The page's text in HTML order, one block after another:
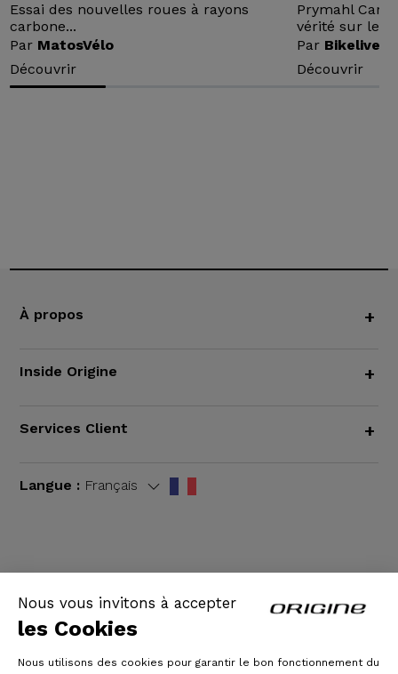
Nous vous invitons à accepter
les Cookies
Nous utilisons des cookies pour garantir le bon fonctionnement du
Essai des nouvelles roues à rayons
carbone...
Par MatosVélo
Découvrir
Prymahl
vérité sur le...
Par Bikelive
Découvrir
À propos +
Inside Origine +
Services Client +
Langue : Français